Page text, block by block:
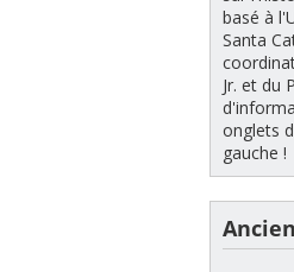
basé à
Santa
Jr. et du
onglets
gauche !